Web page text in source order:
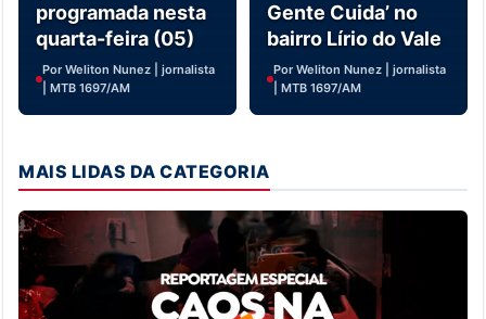
programada nesta
quarta-feira (05)
Por Weliton Nunez | jornalista
| MTB 1697/AM
Gente Cuida’ no
bairro Lírio do Vale
Por Weliton Nunez | jornalista
| MTB 1697/AM
MAIS LIDAS DA CATEGORIA